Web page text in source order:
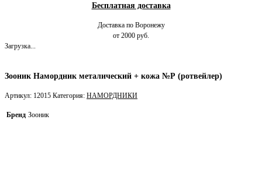
Бесплатная доставка
Доставка по Воронежу
от 2000 руб.
Загрузка...
Зооник Намордник металический + кожа №Р (ротвейлер)
Артикул: 12015 Категория: НАМОРДНИКИ
Бренд Зооник